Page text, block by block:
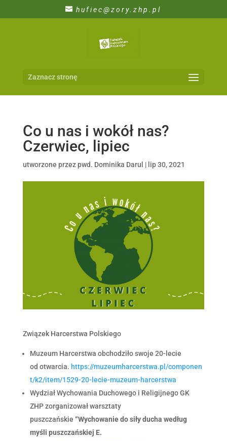
hufiec@zory.zhp.pl
Zaznacz stronę
Co u nas i wokół nas?
Czerwiec, lipiec
utworzone przez pwd. Dominika Darul | lip 30, 2021
Związek Harcerstwa Polskiego
Muzeum Harcerstwa obchodziło swoje 20-lecie
od otwarcia. https://muzeumharcerstwa.pl/componen
t/k2/item/1529-20-lecie-muzeum-harcerstwa
Wydział Wychowania Duchowego i Religijnego GK
ZHP zorganizował warsztaty
puszczańskie “Wychowanie do siły ducha według
myśli puszczańskiej E.